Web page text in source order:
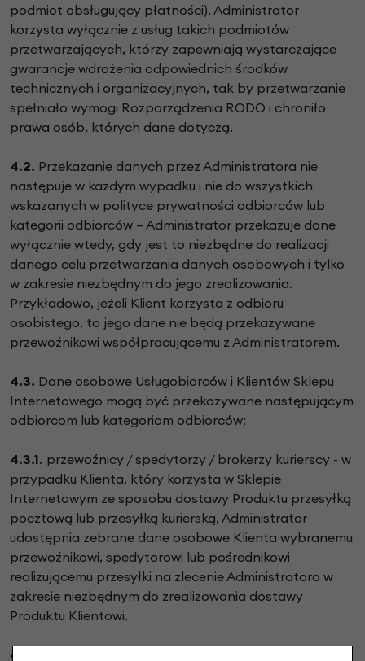
podmiot obsługujący płatności). Administrator
korzysta wyłącznie z usług takich podmiotów
przetwarzających, którzy zapewniają wystarczające
gwarancje wdrożenia odpowiednich środków
technicznych i organizacyjnych, tak by przetwarzanie
spełniało wymogi Rozporządzenia RODO i chroniło
prawa osób, których dane dotyczą.
4.2. Przekazanie danych przez Administratora nie
następuje w każdym wypadku i nie do wszystkich
wskazanych w polityce prywatności odbiorców lub
kategorii odbiorców – Administrator przekazuje dane
wyłącznie wtedy, gdy jest to niezbędne do realizacji
danego celu przetwarzania danych osobowych i tylko
w zakresie niezbędnym do jego zrealizowania.
Przykładowo, jeżeli Klient korzysta z odbioru
osobistego, to jego dane nie będą przekazywane
przewoźnikowi współpracującemu z Administratorem.
4.3. Dane osobowe Usługobiorców i Klientów Sklepu
Internetowego mogą być przekazywane następującym
odbiorcom lub kategoriom odbiorców:
4.3.1. przewoźnicy / spedytorzy / brokerzy kurierscy - w
przypadku Klienta, który korzysta w Sklepie
Internetowym ze sposobu dostawy Produktu przesyłką
pocztową lub przesyłką kurierską, Administrator
udostępnia zebrane dane osobowe Klienta wybranemu
przewoźnikowi, spedytorowi lub pośrednikowi
realizującemu przesyłki na zlecenie Administratora w
zakresie niezbędnym do zrealizowania dostawy
Produktu Klientowi.
4.3.2.